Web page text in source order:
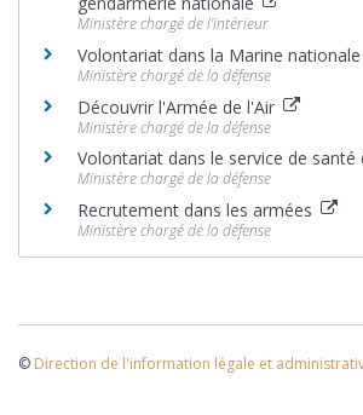
Ministère chargé de l'intérieur
Volontariat dans la Marine nationale
Ministère chargé de la défense
Découvrir l'Armée de l'Air
Ministère chargé de la défense
Volontariat dans le service de santé
Ministère chargé de la défense
Recrutement dans les armées
Ministère chargé de la défense
© Direction de l'information légale et